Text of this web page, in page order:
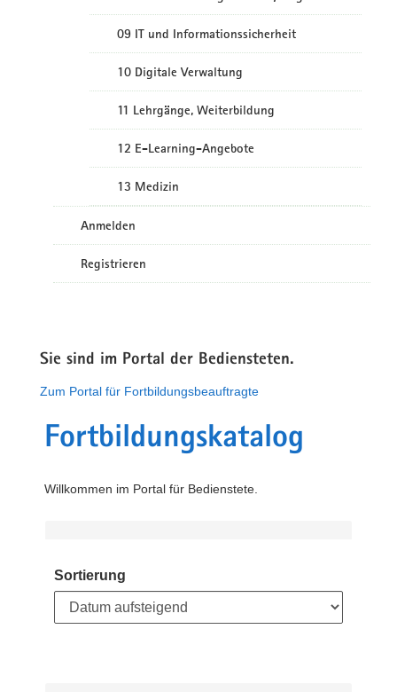
09 IT und Informationssicherheit
10 Digitale Verwaltung
11 Lehrgänge, Weiterbildung
12 E-Learning-Angebote
13 Medizin
Anmelden
Registrieren
Sie sind im Portal der Bediensteten.
Zum Portal für Fortbildungsbeauftragte
Fortbildungskatalog
Willkommen im Portal für Bedienstete.
Sortierung